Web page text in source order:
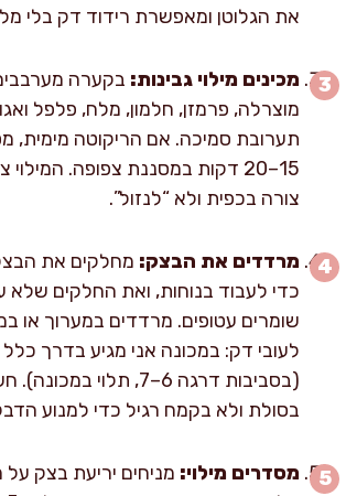
את הגלוטן ומאפשרת רידוד דק בלי
מכינים מילוי גבינות: בקערה
מוצרלה, פרמזן, חלמון, מלח, פלפל
תערובת סמיכה. אם הריקוטה מימית,
15–20 דקות במסננת צפופה.
צורה בכפית ולא “לנזול”.
מרדדים את הבצק:
כדי לעבוד בנוחות, ואת החלקים שלא
שומרים עטופים. מרדדים במערוך או
(בסביבות דרגה 6–7, תלוי
בסולת ולא בקמח רגיל כדי למנוע
מסדרים מילוי: מניחים יריעת בצק